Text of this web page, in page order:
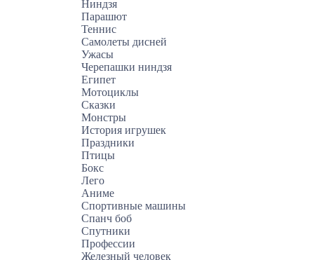
Ниндзя
Парашют
Теннис
Самолеты дисней
Ужасы
Черепашки ниндзя
Египет
Мотоциклы
Сказки
Монстры
История игрушек
Праздники
Птицы
Бокс
Лего
Аниме
Спортивные машины
Спанч боб
Спутники
Профессии
Железный человек